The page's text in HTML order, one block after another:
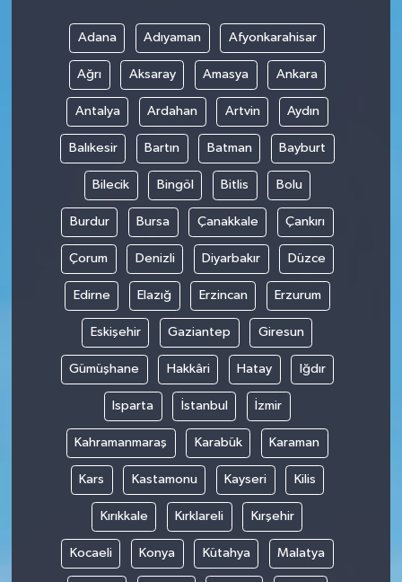
Adana Adıyaman Afyonkarahisar
Ağrı Aksaray Amasya Ankara
Antalya Ardahan Artvin Aydın
Balıkesir Bartın Batman Bayburt
Bilecik Bingöl Bitlis Bolu
Burdur Bursa Çanakkale Çankırı
Çorum Denizli Diyarbakır Düzce
Edirne Elazığ Erzincan Erzurum
Eskişehir Gaziantep Giresun
Gümüşhane Hakkâri Hatay Iğdır
Isparta İstanbul İzmir
Kahramanmaraş Karabük Karaman
Kars Kastamonu Kayseri Kilis
Kırıkkale Kırklareli Kırşehir
Kocaeli Konya Kütahya Malatya